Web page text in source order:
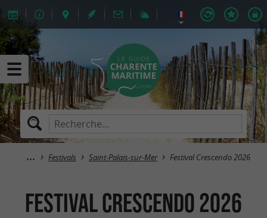
Festivals Saint-Palais-sur-Mer Festival Crescendo 2026
Festival Crescendo 2026